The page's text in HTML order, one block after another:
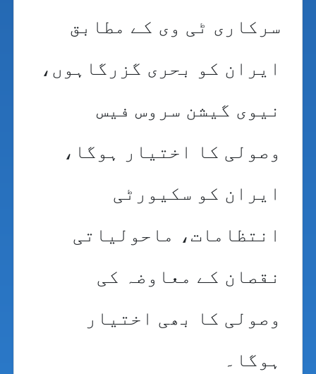
سرکاری ٹی وی کے مطابق
ایران کو بحری گزرگاہوں،
نیوی گیشن سروس فیس
وصولی کا اختیار ہوگا،
ایران کو سکیورٹی
انتظامات، ماحولیاتی
نقصان کے معاوضہ کی
وصولی کا بھی اختیار
ہوگا۔